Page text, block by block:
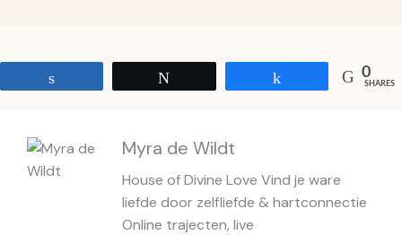
0
SHARES
Myra de Wildt
House of Divine Love Vind je ware
liefde door zelfliefde & hartconnectie
Online trajecten, live